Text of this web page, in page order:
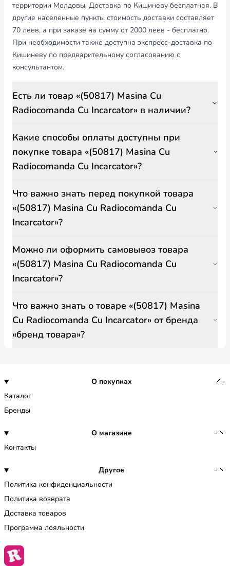
территории Молдовы. Доставка по Кишиневу бесплатная. В
другие населенные пункты стоимость доставки составляет
70 леев, а при заказе на сумму от 2000 леев - бесплатно.
При необходимости также доступна экспресс-доставка по
Кишиневу по предварительному согласованию с
консультантом.
Есть ли товар «(50817) Masina Cu
Radiocomanda Cu Incarcator» в наличии?
Какие способы оплаты доступны при
покупке товара «(50817) Masina Cu
Radiocomanda Cu Incarcator»?
Что важно знать перед покупкой товара
«(50817) Masina Cu Radiocomanda Cu
Incarcator»?
Можно ли оформить самовывоз товара
«(50817) Masina Cu Radiocomanda Cu
Incarcator»?
Что важно знать о товаре «(50817) Masina
Cu Radiocomanda Cu Incarcator» от бренда
«бренд товара»?
О покупках
Каталог
Бренды
О магазине
Контакты
Другое
Политика конфиденциальности
Политика возврата
Доставка товаров
Программа лояльности